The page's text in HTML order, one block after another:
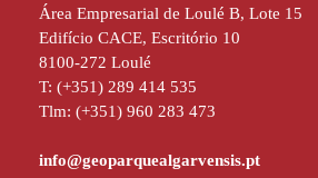
Área Empresarial de Loulé B, Lote 15
Edifício CACE, Escritório 10
8100-272 Loulé
T: (+351) 289 414 535
Tlm: (+351) 960 283 473